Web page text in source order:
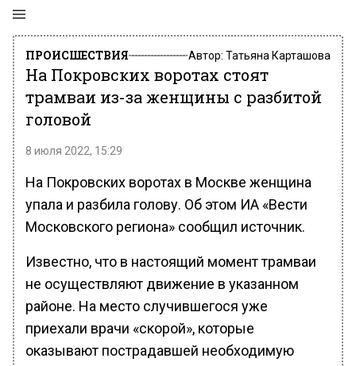
ПРОИСШЕСТВИЯ Автор: Татьяна Карташова
На Покровских воротах стоят
трамваи из-за женщины с разбитой
головой
8 июля 2022, 15:29
На Покровских воротах в Москве женщина
упала и разбила голову. Об этом ИА «Вести
Московского региона» сообщил источник.
Известно, что в настоящий момент трамваи
не осуществляют движение в указанном
районе. На место случившегося уже
приехали врачи «скорой», которые
оказывают пострадавшей необходимую